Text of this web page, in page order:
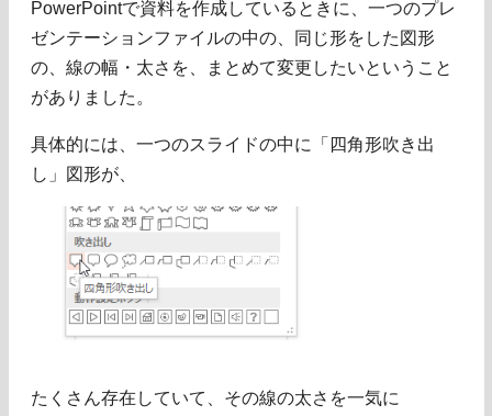
PowerPointで資料を作成しているときに、一つのプレ
ゼンテーションファイルの中の、同じ形をした図形
の、線の幅・太さを、まとめて変更したいということ
がありました。
具体的には、一つのスライドの中に「四角形吹き出
し」図形が、
たくさん存在していて、その線の太さを一気に